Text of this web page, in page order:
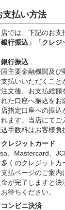
支払い方法
では、下記のお支
行振込」
「クレ
行振込
主要金融機関及び
払いいただくこと
文後、お支払総額
た口座へ振込をお
指定口座への振込
ます。当店にてご
手数料はお客様負
レジットカード
、Mastercard、
くのクレジットカ
払ページのご案内
が完了しますと決
待ちください。
ンビニ決済